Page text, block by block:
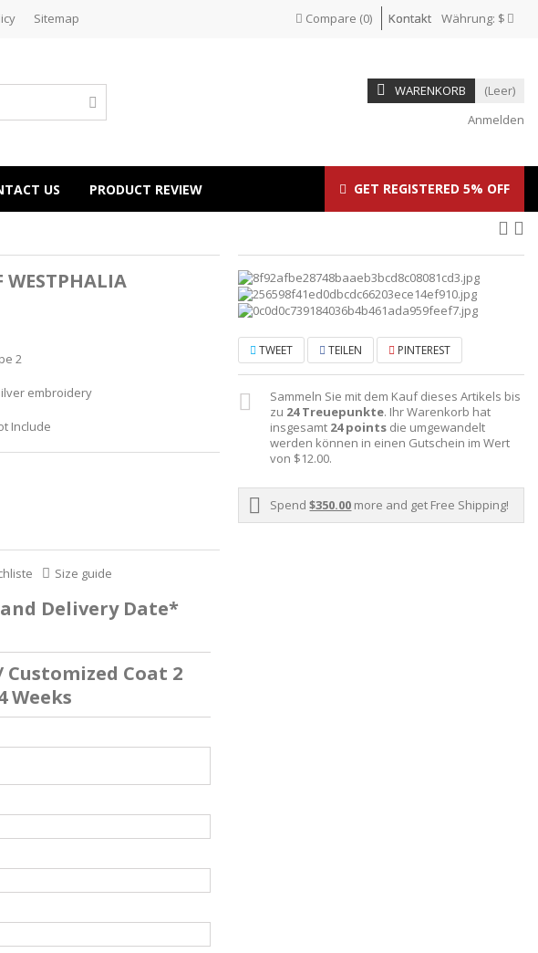
Währung: $
Kontakt
Sitemap Compare (0)
WARENKORB
(Leer)
Anmelden
US GET REGISTERED 5% OFF
PRODUCT REVIEW
WESTPHALIA
2
embroidery
Include
Size guide
Delivery Date*
Customized Coat 2
Weeks
TWEET TEILEN PINTEREST
Sammeln Sie mit dem Kauf dieses Artikels bis
zu 24Treuepunkte. Ihr Warenkorb hat
insgesamt 24points die umgewandelt
werden können in einen Gutschein im Wert
von $12.00.
Spend$350.00 more and get Free Shipping!